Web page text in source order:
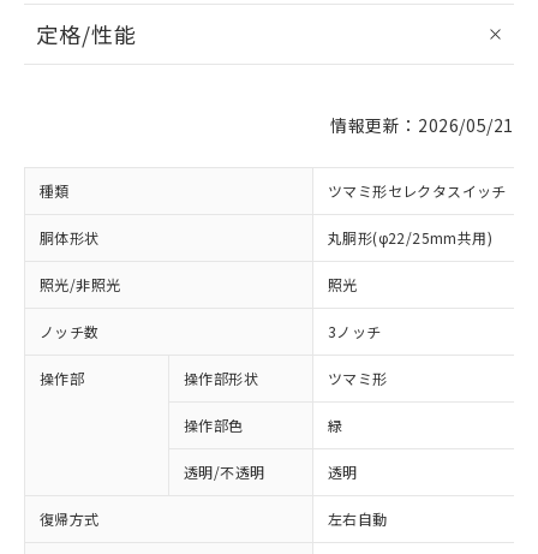
定格/性能
情報更新：2026/05/21
種類 ツマミ形セレクタスイッチ
胴体形状 丸胴形(φ22/25mm共用)
照光/非照光 照光
ノッチ数 3ノッチ
操作部 操作部形状 ツマミ形
操作部色 緑
透明/不透明 透明
復帰方式 左右自動